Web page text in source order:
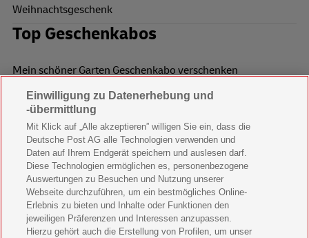
Weihnachtsgeschenk
Top Geschenkabos
Mein schöner Garten Geschenkabo verschenken
Wohnen & Garten Geschenkabo verschenken
Mein schönes Land Geschenkabo verschenken
Bild der Frau Geschenkabo verschenken
11 Freunde Geschenkabo verschenken
LEGO Ninjago Magazin Geschenkabo verschenken
Brigitte Geschenkabo verschenken
Einwilligung zu Datenerhebung und
-übermittlung
Mit Klick auf „Alle akzeptieren” willigen Sie ein, dass die
Deutsche Post AG alle Technologien verwenden und
Daten auf Ihrem Endgerät speichern und auslesen darf.
Diese Technologien ermöglichen es, personenbezogene
Auswertungen zu Besuchen und Nutzung unserer
Webseite durchzuführen, um ein bestmögliches Online-
Erlebnis zu bieten und Inhalte oder Funktionen den
jeweiligen Präferenzen und Interessen anzupassen.
Hierzu gehört auch die Erstellung von Profilen, um unser